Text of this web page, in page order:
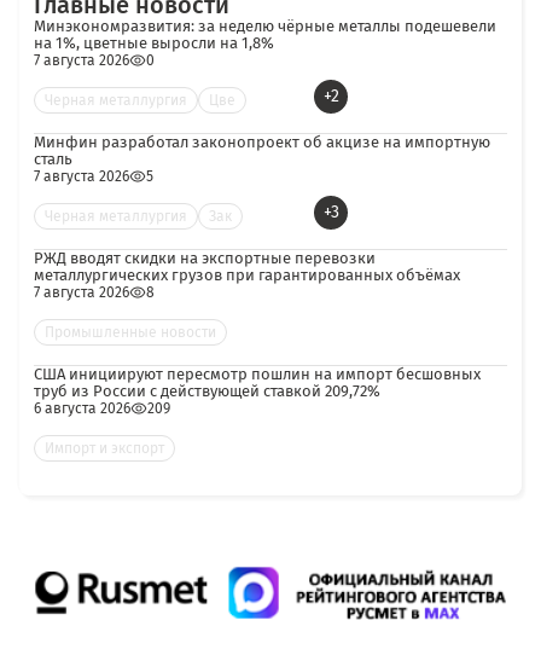
Минэкономразвития: за неделю чёрные металлы подешевели
на 1%, цветные выросли на 1,8%
7 августа 2026 0
Черная металлургия Цве +2
Минфин разработал законопроект об акцизе на импортную
сталь
7 августа 2026 5
Черная металлургия Зак +3
РЖД вводят скидки на экспортные перевозки
металлургических грузов при гарантированных объёмах
7 августа 2026 8
Промышленные новости
США инициируют пересмотр пошлин на импорт бесшовных
труб из России с действующей ставкой 209,72%
6 августа 2026 209
Импорт и экспорт